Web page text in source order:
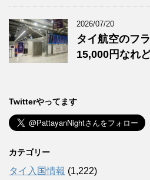
2026/07/20
タイ航空のフ
15,000円なれ
Twitterやってます
カテゴリー
タイ入国情報 (1,222)